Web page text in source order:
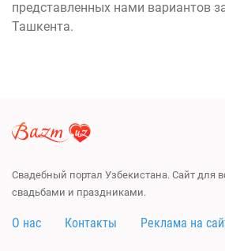
представленных нами вариантов
Ташкента.
Свадебный портал Узбекистана. Сайт для
свадьбами и праздниками.
О нас Контакты Реклама на